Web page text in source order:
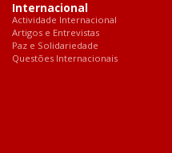
Internacional
Actividade Internacional
Artigos e Entrevistas
Paz e Solidariedade
Questões Internacionais